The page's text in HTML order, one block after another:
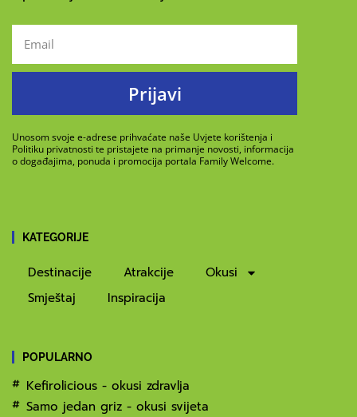
Prijavi
Unosom svoje e-adrese prihvaćate naše Uvjete korištenja i
Politiku privatnosti te pristajete na primanje novosti, informacija
o događajima, ponuda i promocija portala Family Welcome.
KATEGORIJE
Destinacije Atrakcije
Okusi
Smještaj
Inspiracija
POPULARNO
Kefirolicious - okusi zdravlja
Samo jedan griz - okusi svijeta